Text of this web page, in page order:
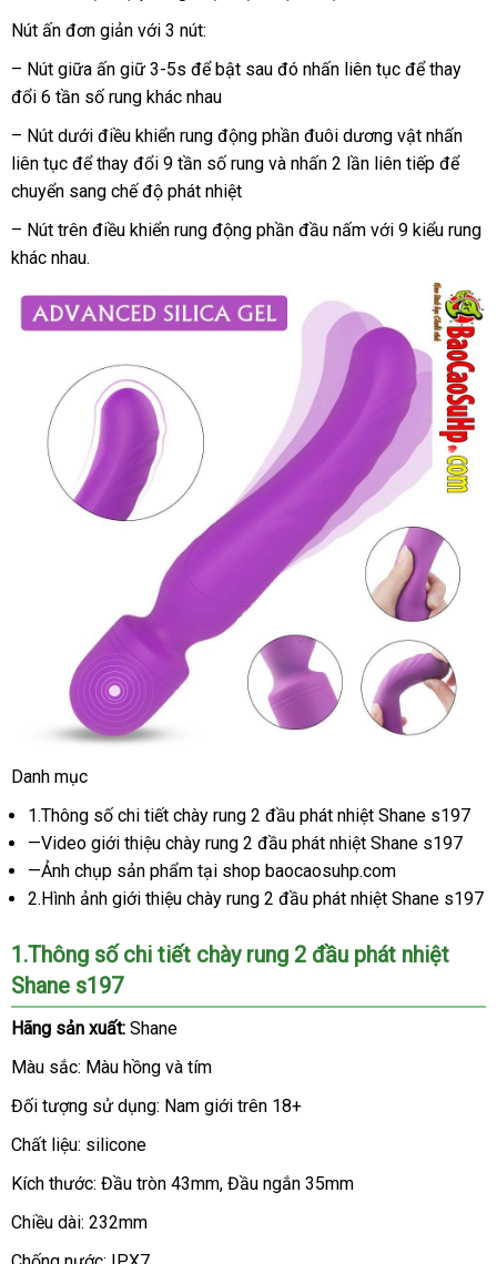
giá
Nút ấn đơn giản mua
sắm
với 3 nút:
– Nút giữa ấn giữ 3-5s nổi
tiếng
để bật Úc
sau đó nhấn liên tục chợ
để thay
đổi 6 tần số rung khác nhau
– Nút dưới điều khiển rung động phần đuôi dương vật nhấn
liên tục sửa
chữa
để thay đổi 9 tần số rung Úc
và nhấn 2 lần liên tiếp để
chuyển sang chế độ phát nhiệt
– Nút trên điều khiển rung động phần đầu nấm nhanh
với 9 kiểu rung
khác nhau.
Danh mục
1.Thông số chi tiết chày rung 2 đầu phát nhiệt Shane s197
—Video giới thiệu chày rung 2 đầu phát nhiệt Shane s197
—Ảnh chụp sản phẩm tại shop baocaosuhp.com
2.Hình ảnh giới thiệu chày rung 2 đầu phát nhiệt Shane s197
1.Thông số chi tiết chày rung 2 đầu phát nhiệt
Shane s197
Hãng sản xuất: Shane
Màu sắc: Màu hồng link
web
và tím
Đối tượng sử dụng: Nam giới trên 18+
Chất liệu: silicone
Kích thước: Đầu tròn 43mmlắp
, Đầu ngắn 35mm
Chiều dài: 232mm